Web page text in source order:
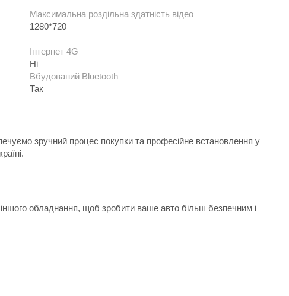
Максимальна роздільна здатність відео
1280*720
Інтернет 4G
Ні
Вбудований Bluetooth
Так
зручний процес покупки та професійне встановлення у
обладнання, щоб зробити ваше авто більш безпечним і